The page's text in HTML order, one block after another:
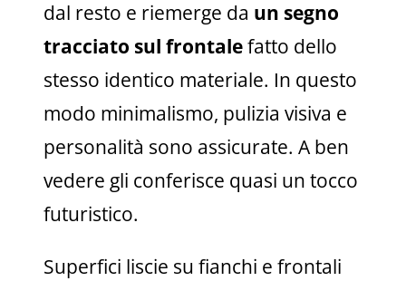
dal resto e riemerge da un segno
tracciato sul frontalefatto dello
stesso identico materiale. In questo
modo minimalismo, pulizia visiva e
personalità sono assicurate. A ben
vedere gli conferisce quasi un tocco
futuristico.
Superfici liscie su fianchi e frontali